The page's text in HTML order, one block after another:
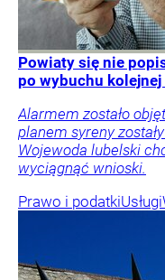
Powiaty się nie
po wybuchu
Alarmem zostało
planem syreny
Wojewoda lubelski
wyciągnąć wnioski.
Prawo i podatkiUsługi